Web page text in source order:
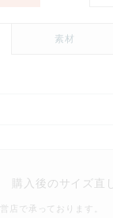
素材
購入後のサイズ直し
店で承っております。